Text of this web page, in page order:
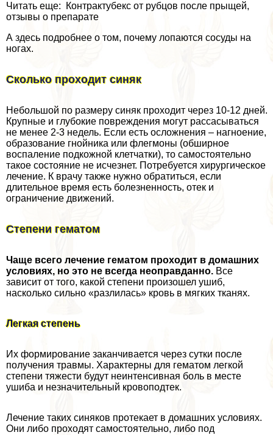
Читать еще: Контpaктубекс от рубцов после прыщей,
отзывы о препарате
А здесь подробнее о том, почему лопаются сосуды на
ногах.
Сколько проходит синяк
Небольшой по размеру синяк проходит через 10-12 дней.
Крупные и глубокие повреждения могут рассасываться
не менее 2-3 недель. Если есть осложнения – нагноение,
образование гнойника или флегмоны (обширное
воспаление подкожной клетчатки), то самостоятельно
такое состояние не исчезнет. Потребуется хирургическое
лечение. К врачу также нужно обратиться, если
длительное время есть болезненность, отек и
ограничение движений.
Степени гематом
Чаще всего лечение гематом проходит в домашних
условиях, но это не всегда неоправданно. Все
зависит от того, какой степени произошел ушиб,
насколько сильно «разлилась» кровь в мягких тканях.
Легкая степень
Их формирование заканчивается через сутки после
получения травмы. Хаpaктерны для гематом легкой
степени тяжести будут неинтенсивная боль в месте
ушиба и незначительный кровоподтек.
Лечение таких синяков протекает в домашних условиях.
Они либо проходят самостоятельно, либо под